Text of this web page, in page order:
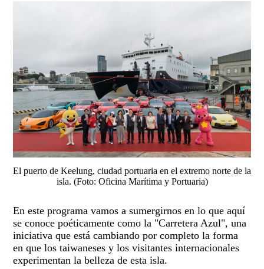
El puerto de Keelung, ciudad portuaria en el extremo norte de la
isla. (Foto: Oficina Marítima y Portuaria)
En este programa vamos a sumergirnos en lo que aquí
se conoce poéticamente como la "Carretera Azul", una
iniciativa que está cambiando por completo la forma
en que los taiwaneses y los visitantes internacionales
experimentan la belleza de esta isla.